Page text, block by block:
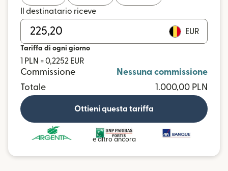
Il destinatario riceve
EUR
Tariffa di ogni giorno
1 PLN = 0,2252 EUR
Commissione
Nessuna commissione
Totale
1.000,00 PLN
Ottieni questa tariffa
e altro ancora